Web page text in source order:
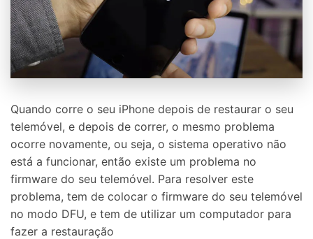
50M+ usuários, 17+ anos
Desbloqueie e repare seu celular
Recupere, proteja e transfira dados faclimente
Tecnologia de IA, sem complicação
Quando corre o seu iPhone depois de restaurar o seu
telemóvel, e depois de correr, o mesmo problema
ocorre novamente, ou seja, o sistema operativo não
está a funcionar, então existe um problema no
firmware do seu telemóvel. Para resolver este
problema, tem de colocar o firmware do seu telemóvel
no modo DFU, e tem de utilizar um computador para
fazer a restauração